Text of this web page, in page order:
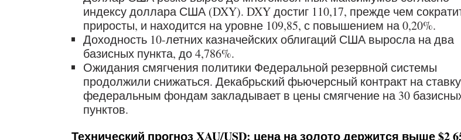
индексу доллара США (DXY). DXY достиг 110,17, прежде чем
приросты, и находится на уровне 109,85, с повышением на 0,20%.
Доходность 10-летних казначейских облигаций США выросла на два
базисных пункта, до 4,786%.
Ожидания смягчения политики Федеральной резервной системы
продолжили снижаться. Декабрьский фьючерсный контракт на
федеральным фондам закладывает в цены смягчение на 30
пунктов.
Технический прогноз XAU/USD: цена на золото держится выше $2